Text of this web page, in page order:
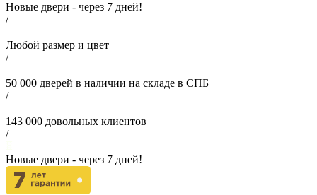
Новые двери - через 7 дней!
/
Любой размер и цвет
/
50 000 дверей в наличии на складе в СПБ
/
143 000 довольных клиентов
/
Новые двери - через 7 дней!